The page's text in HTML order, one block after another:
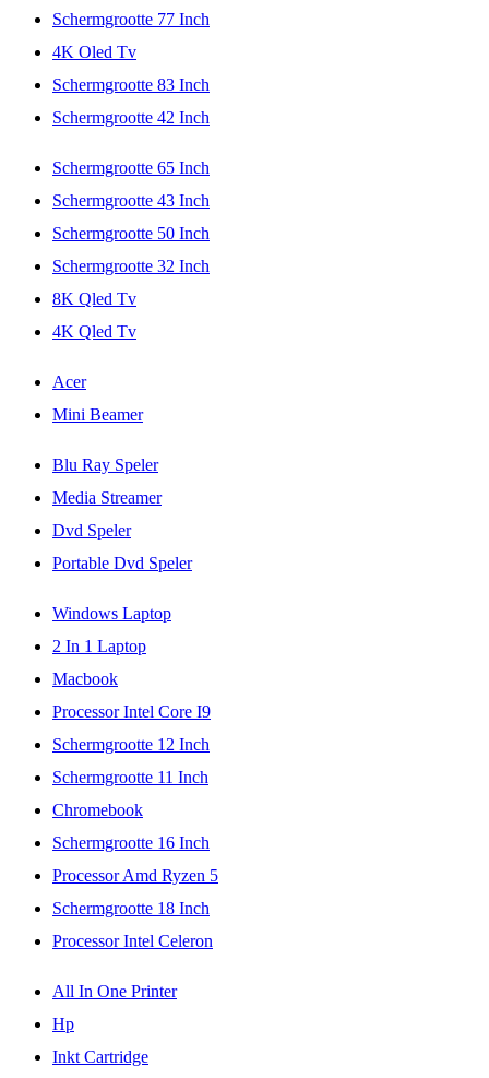
Schermgrootte 77 Inch
4K Oled Tv
Schermgrootte 83 Inch
Schermgrootte 42 Inch
Schermgrootte 65 Inch
Schermgrootte 43 Inch
Schermgrootte 50 Inch
Schermgrootte 32 Inch
8K Qled Tv
4K Qled Tv
Acer
Mini Beamer
Blu Ray Speler
Media Streamer
Dvd Speler
Portable Dvd Speler
Windows Laptop
2 In 1 Laptop
Macbook
Processor Intel Core I9
Schermgrootte 12 Inch
Schermgrootte 11 Inch
Chromebook
Schermgrootte 16 Inch
Processor Amd Ryzen 5
Schermgrootte 18 Inch
Processor Intel Celeron
All In One Printer
Hp
Inkt Cartridge